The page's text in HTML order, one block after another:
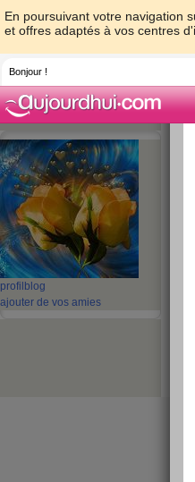
En poursuivant votre navigation
et offres adaptés à vos centres
Bonjour !
profil blog
ajouter de vos amies